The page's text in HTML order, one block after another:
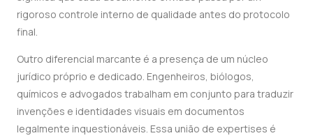
rigoroso controle interno de qualidade antes do protocolo
final.
Outro diferencial marcante é a presença de um núcleo
jurídico próprio e dedicado. Engenheiros, biólogos,
químicos e advogados trabalham em conjunto para traduzir
invenções e identidades visuais em documentos
legalmente inquestionáveis. Essa união de expertises é